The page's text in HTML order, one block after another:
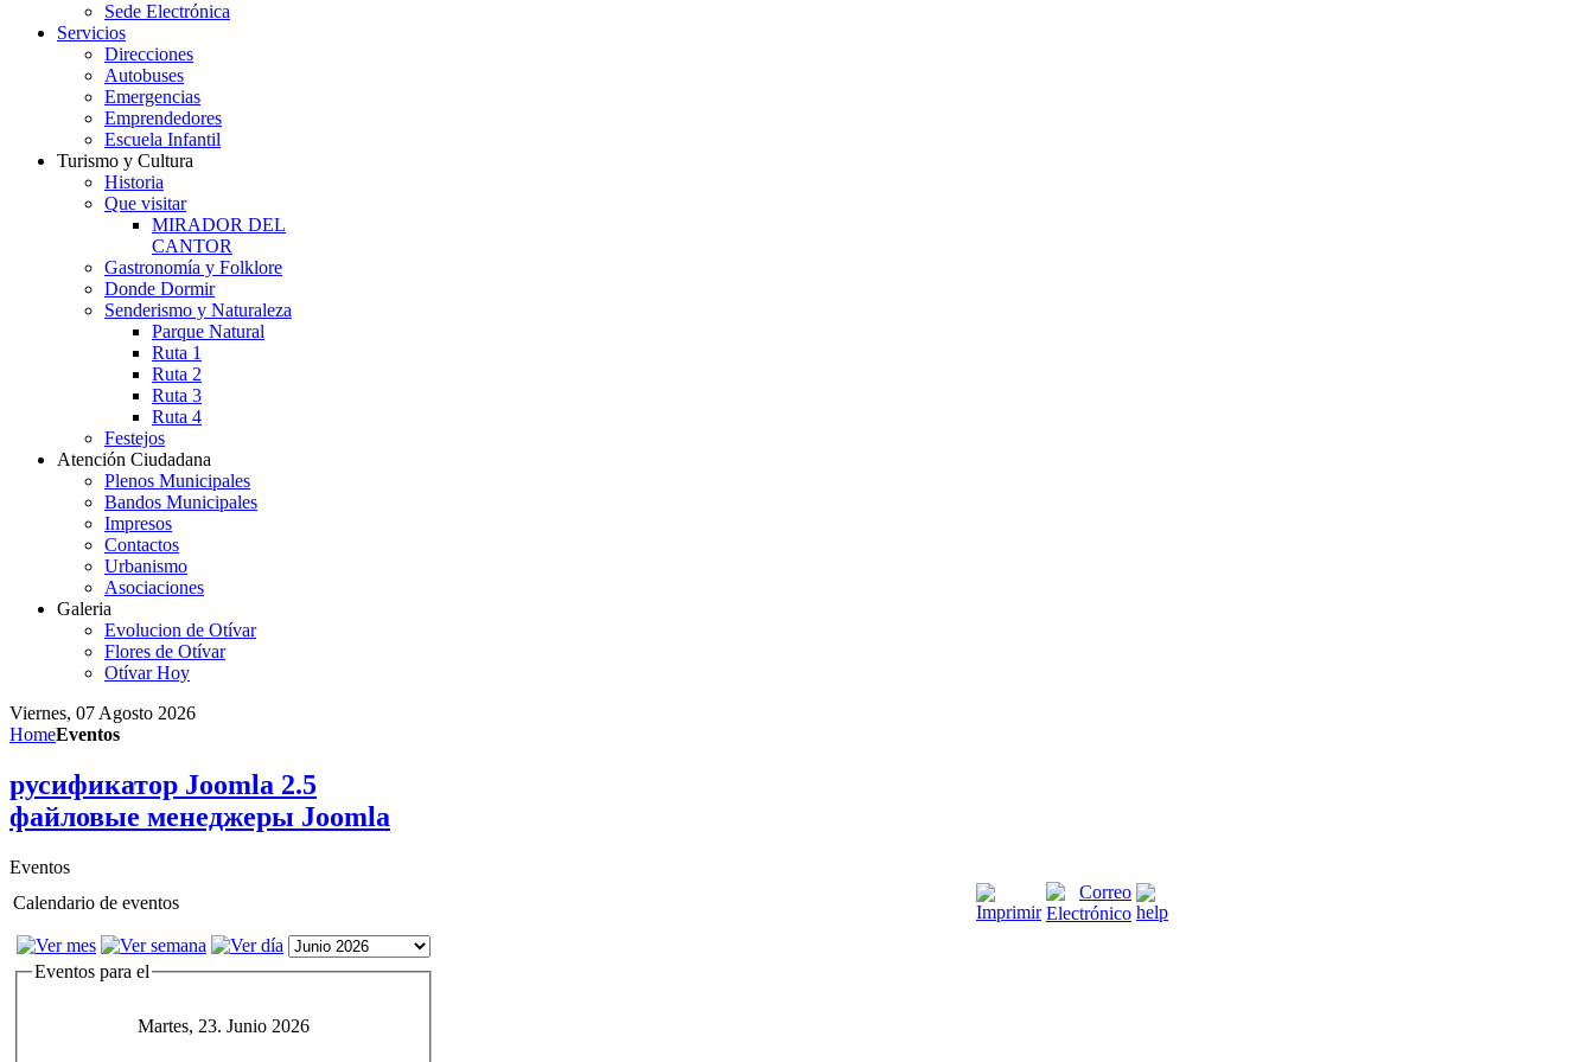
Sede Electrónica
Servicios
Direcciones
Autobuses
Emergencias
Emprendedores
Escuela Infantil
Turismo y Cultura
Historia
Que visitar
MIRADOR DEL
CANTOR
Gastronomía y Folklore
Donde Dormir
Senderismo y Naturaleza
Parque Natural
Ruta 1
Ruta 2
Ruta 3
Ruta 4
Festejos
Atención Ciudadana
Plenos Municipales
Bandos Municipales
Impresos
Contactos
Urbanismo
Asociaciones
Galeria
Evolucion de Otívar
Flores de Otívar
Otívar Hoy
Viernes, 07 Agosto 2026
HomeEventos
русификатор Joomla 2.5
файловые менеджеры Joomla
Eventos
Calendario de eventos
Eventos para el
Martes, 23. Junio 2026